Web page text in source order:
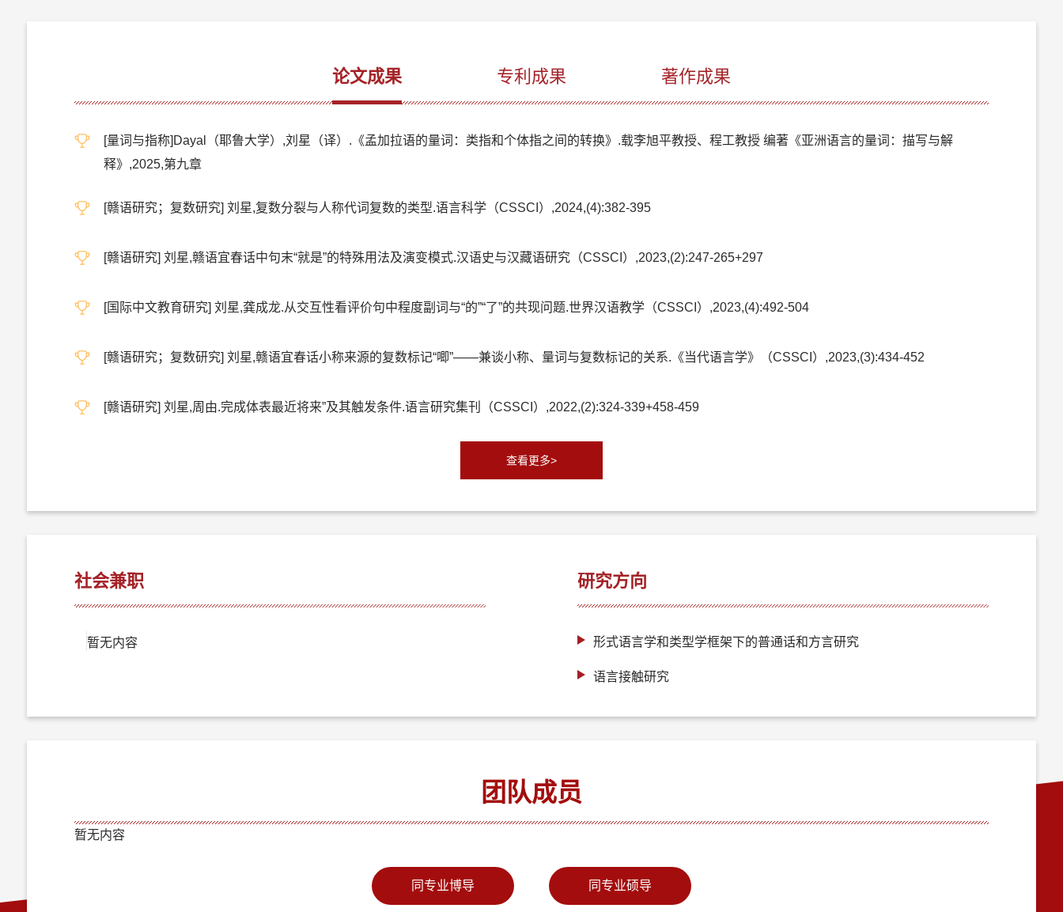
论文成果 专利成果 著作成果
[量词与指称]Dayal（耶鲁大学）,刘星（译）.《孟加拉语的量词：类指和个体指之间的转换》.载李旭平教授、程工教授 编著《亚洲语言的量词：描写与解
释》,2025,第九章
[赣语研究；复数研究] 刘星,复数分裂与人称代词复数的类型.语言科学（CSSCI）,2024,(4):382-395
[赣语研究] 刘星,赣语宜春话中句末“就是”的特殊用法及演变模式.汉语史与汉藏语研究（CSSCI）,2023,(2):247-265+297
[国际中文教育研究] 刘星,龚成龙.从交互性看评价句中程度副词与“的”“了”的共现问题.世界汉语教学（CSSCI）,2023,(4):492-504
[赣语研究；复数研究] 刘星,赣语宜春话小称来源的复数标记“唧”——兼谈小称、量词与复数标记的关系.《当代语言学》（CSSCI）,2023,(3):434-452
[赣语研究] 刘星,周由.完成体表最近将来”及其触发条件.语言研究集刊（CSSCI）,2022,(2):324-339+458-459
查看更多>
社会兼职
暂无内容
研究方向
形式语言学和类型学框架下的普通话和方言研究
语言接触研究
团队成员
暂无内容
同专业博导 同专业硕导